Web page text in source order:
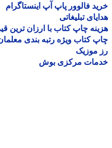
فالوور پاپ آپ اینستاگرام
تبلیغاتی
چاپ کتاب با ارزان ترین قیمت
کتاب ویژه رتبه بندی معلمان
موزیک
مرکزی بوش